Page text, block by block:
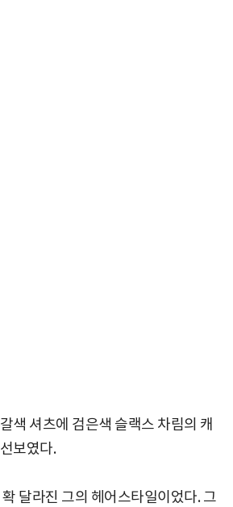
색 셔츠에 검은색 슬랙스 차림의 캐
보였다.
달라진 그의 헤어스타일이었다. 그